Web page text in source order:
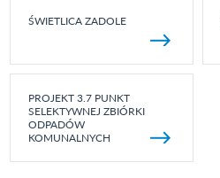
ŚWIETLICA ZADOLE
PROJEKT 3.7 PUNKT
SELEKTYWNEJ ZBIÓRKI
ODPADÓW
KOMUNALNYCH